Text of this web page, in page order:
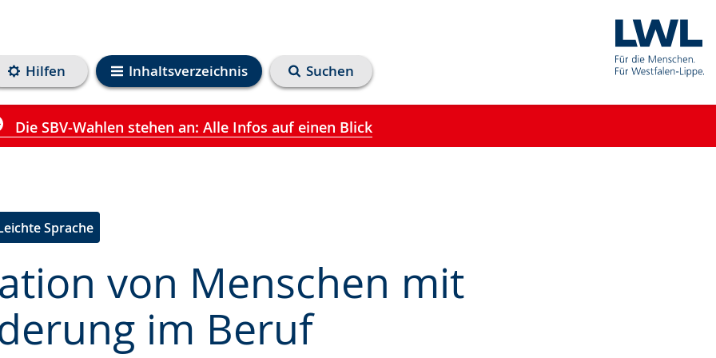
Inhaltsverzeichnis
Hilfen Suchen
Die SBV-Wahlen stehen an: Alle Infos auf einen Blick
von Menschen mit
im Beruf
Sprache